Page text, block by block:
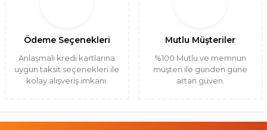
Ödeme Seçenekleri
Anlaşmalı kredi kartlarına
uygun taksit seçenekleri ile
kolay alışveriş imkanı.
Mutlu Müşteriler
%100 Mutlu ve memnun
müşteri ile günden güne
artan güven.